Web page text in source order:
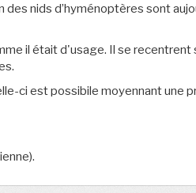
nids d’hyménoptères sont
il était d'usage. Il se recentrent
ci est possibile moyennant une